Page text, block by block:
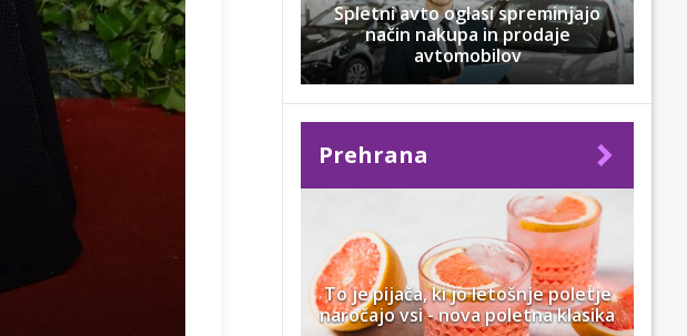
Spletni avto oglasi spreminjajo
način nakupa in prodaje
avtomobilov
Prehrana
To je pijača, ki jo letošnje poletje
naročajo vsi - nova poletna klasika